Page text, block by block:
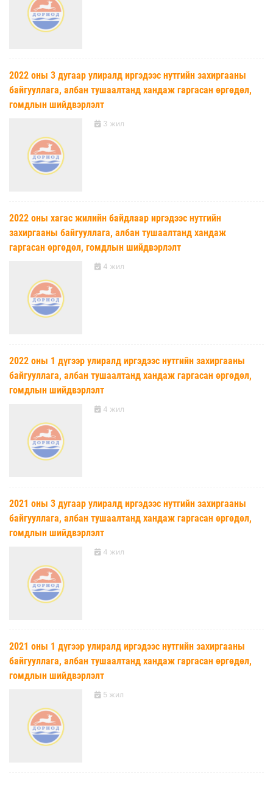
2022 оны 3 дугаар улиралд иргэдээс нутгийн захиргааны
байгууллага, албан тушаалтанд хандаж гаргасан өргөдөл,
гомдлын шийдвэрлэлт
3 жил
2022 оны хагас жилийн байдлаар иргэдээс нутгийн
захиргааны байгууллага, албан тушаалтанд хандаж
гаргасан өргөдөл, гомдлын шийдвэрлэлт
4 жил
2022 оны 1 дүгээр улиралд иргэдээс нутгийн захиргааны
байгууллага, албан тушаалтанд хандаж гаргасан өргөдөл,
гомдлын шийдвэрлэлт
4 жил
2021 оны 3 дугаар улиралд иргэдээс нутгийн захиргааны
байгууллага, албан тушаалтанд хандаж гаргасан өргөдөл,
гомдлын шийдвэрлэлт
4 жил
2021 оны 1 дүгээр улиралд иргэдээс нутгийн захиргааны
байгууллага, албан тушаалтанд хандаж гаргасан өргөдөл,
гомдлын шийдвэрлэлт
5 жил